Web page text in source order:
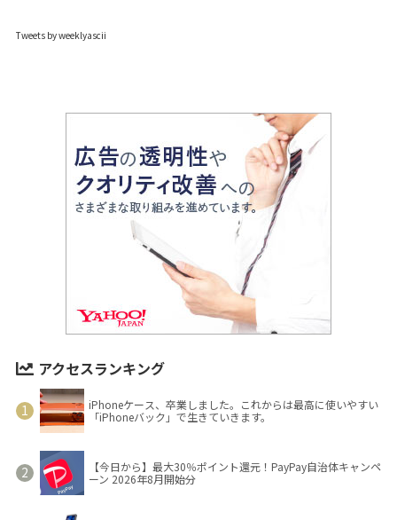
Tweets by weeklyascii
アクセスランキング
iPhoneケース、卒業しました。これからは最高に使いやすい
「iPhoneバック」で生きていきます。
【今日から】最大30％ポイント還元！PayPay自治体キャンペ
ーン 2026年8月開始分